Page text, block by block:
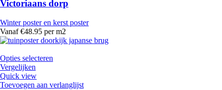
Victoriaans dorp
Winter poster en kerst poster
Vanaf €48.95 per m2
Opties selecteren
Vergelijken
Quick view
Toevoegen aan verlanglijst